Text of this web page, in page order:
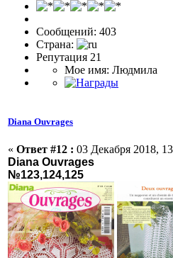
Сообщений: 403
Страна:
Репутация 21
Мое имя: Людмила
Diana Ouvrages
« Ответ #12 : 03 Декабря 2018,
Diana Ouvrages
№123,124,125